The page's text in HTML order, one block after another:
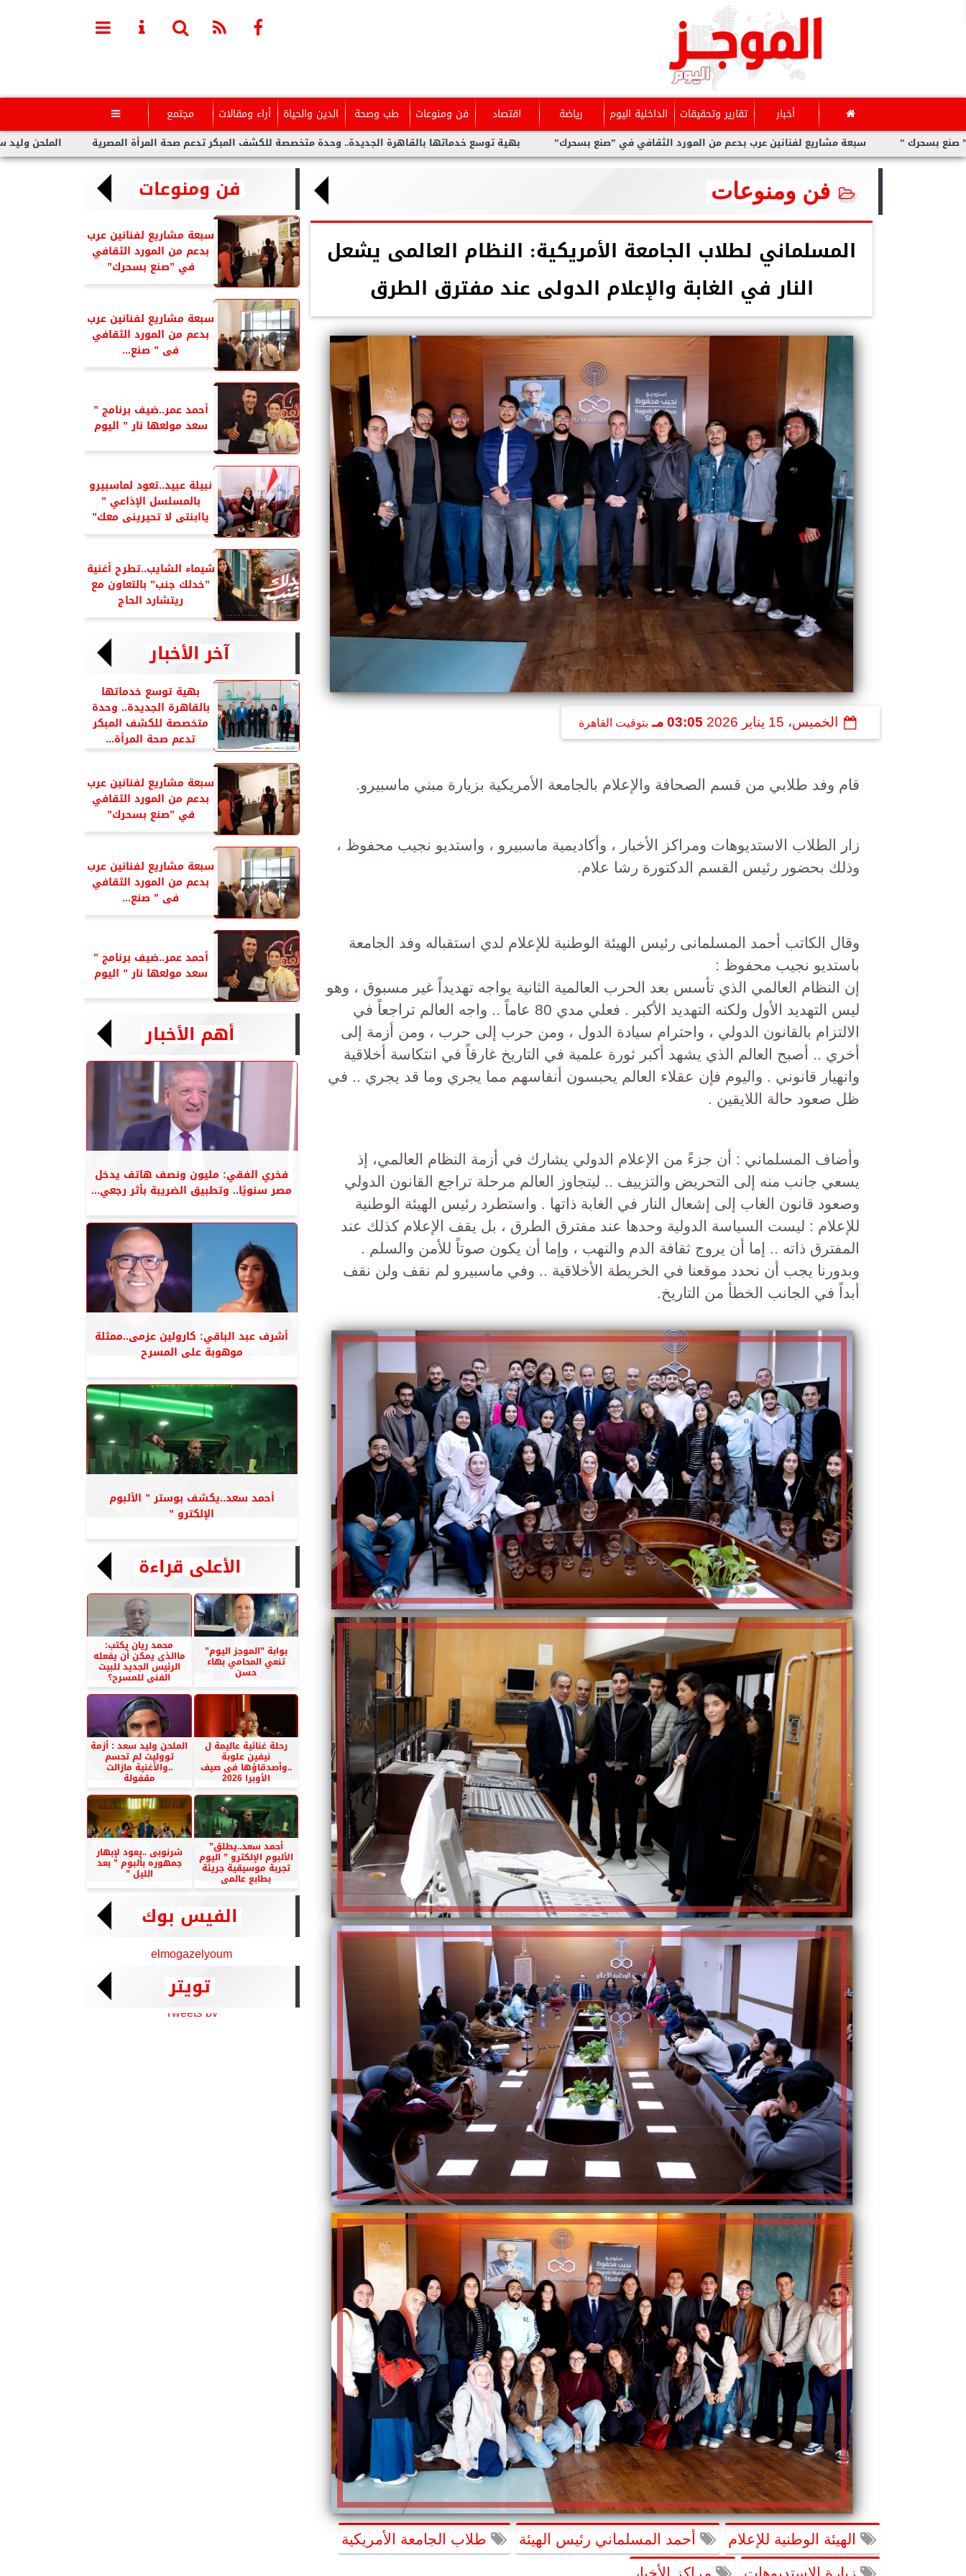
أخبار تقارير وتحقيقات الداخلية اليوم رياضة اقتصاد فن ومنوعات طب وصحة الدين والحياة أراء ومقالات مجتمع 
الملحن وليد سعد : أزمة بهية توسع خدماتها بالقاهرة الجديدة.. وحدة متخصصة للكشف المبكر تدعم صحة المرأة المصرية سبعة مشاريع لفنانين عرب بدعم من المورد الثقافي في ”صنع بسحرك”
فن ومنوعات
المسلماني لطلاب الجامعة الأمريكية: النظام العالمى يشعل
النار في الغابة والإعلام الدولى عند مفترق الطرق
الخميس، 15 يناير 2026 03:05 مـ بتوقيت القاهرة
قام وفد طلابي من قسم الصحافة والإعلام بالجامعة الأمريكية بزيارة مبني ماسبيرو.
زار الطلاب الاستديوهات ومراكز الأخبار ، وأكاديمية ماسبيرو ، واستديو نجيب محفوظ ،
وذلك بحضور رئيس القسم الدكتورة رشا علام.
وقال الكاتب أحمد المسلمانى رئيس الهيئة الوطنية للإعلام لدي استقباله وفد الجامعة
باستديو نجيب محفوظ :
إن النظام العالمي الذي تأسس بعد الحرب العالمية الثانية يواجه تهديداً غير مسبوق ، وهو
ليس التهديد الأول ولكنه التهديد الأكبر . فعلي مدي 80 عاماً .. واجه العالم تراجعاً في
الالتزام بالقانون الدولي ، واحترام سيادة الدول ، ومن حرب إلى حرب ، ومن أزمة إلى
أخري .. أصبح العالم الذي يشهد أكبر ثورة علمية في التاريخ غارقاً في انتكاسة أخلاقية
وانهيار قانوني . واليوم فإن عقلاء العالم يحبسون أنفاسهم مما يجري وما قد يجري .. في
ظل صعود حالة اللايقين .
وأضاف المسلماني : أن جزءً من الإعلام الدولي يشارك في أزمة النظام العالمي، إذ
يسعي جانب منه إلى التحريض والتزييف .. ليتجاوز العالم مرحلة تراجع القانون الدولي
وصعود قانون الغاب إلى إشعال النار في الغابة ذاتها . واستطرد رئيس الهيئة الوطنية
للإعلام : ليست السياسة الدولية وحدها عند مفترق الطرق ، بل يقف الإعلام كذلك عند
المفترق ذاته .. إما أن يروج ثقافة الدم والنهب ، وإما أن يكون صوتاً للأمن والسلم .
وبدورنا يجب أن نحدد موقعنا في الخريطة الأخلاقية .. وفي ماسبيرو لم نقف ولن نقف
أبداً في الجانب الخطأ من التاريخ.
الهيئة الوطنية للإعلام أحمد المسلماني رئيس الهيئة طلاب الجامعة الأمريكية
فن ومنوعات
سبعة مشاريع لفنانين عرب
بدعم من المورد الثقافي
في ”صنع بسحرك”
سبعة مشاريع لفنانين عرب
بدعم من المورد الثقافي
فى ” صنع...
أحمد عمر..ضيف برنامج ”
سعد مولعها نار ” اليوم
نبيلة عبيد..تعود لماسبيرو
بالمسلسل الإذاعي ”
ياابنتى لا تحيرينى معك”
شيماء الشايب..تطرح أغنية
”خدلك جنب” بالتعاون مع
ريتشارد الحاج
آخر الأخبار
بهية توسع خدماتها
بالقاهرة الجديدة.. وحدة
متخصصة للكشف المبكر
تدعم صحة المرأة...
سبعة مشاريع لفنانين عرب
بدعم من المورد الثقافي
في ”صنع بسحرك”
سبعة مشاريع لفنانين عرب
بدعم من المورد الثقافي
فى ” صنع...
أحمد عمر..ضيف برنامج ”
سعد مولعها نار ” اليوم
أهم الأخبار
فخري الفقي: مليون ونصف هاتف يدخل
مصر سنويًا.. وتطبيق الضريبة بأثر رجعي...
أشرف عبد الباقي: كارولين عزمى..ممثلة
موهوبة على المسرح
أحمد سعد..يكشف بوستر ” الألبوم
الإلكترو ”
الأعلى قراءة
بوابة ”الموجز اليوم”
تنعي المحامي بهاء
حسن
محمد ريان يكتب:
ماالذى يمكن أن يفعله
الرئيس الجديد للبيت
الفنى للمسرح؟
رحلة غنائية عاليمة ل
نيفين علوبة
..وأصدقاؤها فى صيف
الأوبرا 2026
الملحن وليد سعد : أزمة
تووليت لم تحسم
..والأغنية مازالت
مقفولة
أحمد سعد..يطلق”
الألبوم الإلكترو ” اليوم
تجربة موسيقية جريئة
بطابع عالمى
شرنوبى ..يعود لإبهار
جمهوره بألبوم ” بعد
الليل ”
الفيس بوك
elmogazelyoum
تويتر
Tweets by